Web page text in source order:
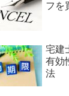
フを
宅建
有効
法